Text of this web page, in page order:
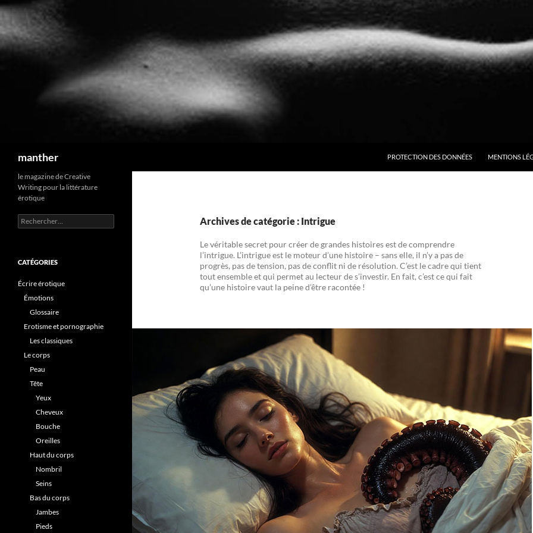
manther
PROTECTION DES DONNÉES
MENTIONS
Archives de catégorie : Intrigue
Le véritable secret pour créer de grandes histoires est de comprendre
l’intrigue. L’intrigue est le moteur d’une histoire – sans elle, il n’y a pas de
progrès, pas de tension, pas de conflit ni de résolution. C’est le cadre qui tient
tout ensemble et qui permet au lecteur de s’investir. En fait, c’est ce qui fait
qu’une histoire vaut la peine d’être racontée !
le magazine de Creative
Writing pour la littérature
érotique
Rechercher :
CATÉGORIES
Écrire érotique
Émotions
Glossaire
Erotisme et pornographie
Les classiques
Le corps
Peau
Tête
Yeux
Cheveux
Bouche
Oreilles
Haut du corps
Nombril
Seins
Bas du corps
Jambes
Pieds